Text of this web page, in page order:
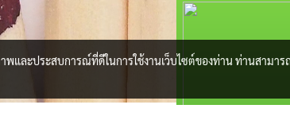
พและประสบการณ์ที่ดีในการใช้งานเว็บไซต์ของท่าน ท่านสามาร